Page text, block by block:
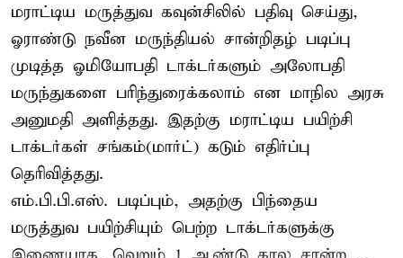
மராட்டிய மருத்துவ கவுன்சிலில் பதிவு செய்து,
ஓராண்டு நவீன மருந்தியல் சான்றிதழ் படிப்பு
முடித்த ஓமியோபதி டாக்டர்களும் அலோபதி
மருந்துகளை பரிந்துரைக்கலாம் என மாநில அரசு
அனுமதி அளித்தது. இதற்கு மராட்டிய பயிற்சி
டாக்டர்கள் சங்கம்(மார்ட்) கடும் எதிர்ப்பு
தெரிவித்தது.
எம்.பி.பி.எஸ். படிப்பும், அதற்கு பிந்தைய
மருத்துவ பயிற்சியும் பெற்ற டாக்டர்களுக்கு